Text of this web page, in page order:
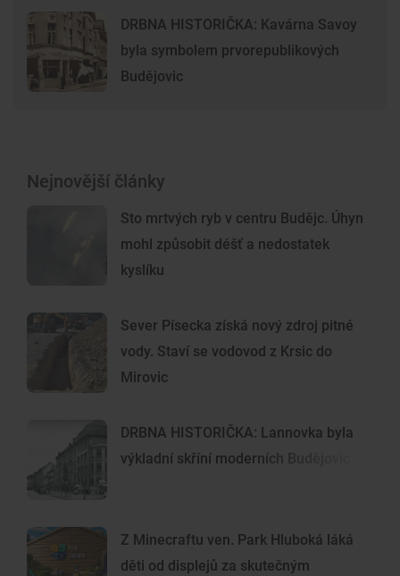
DRBNA HISTORIČKA: Kavárna Savoy
byla symbolem prvorepublikových
Budějovic
Nejnovější články
Sto mrtvých ryb v centru Budějc. Úhyn
mohl způsobit déšť a nedostatek
kyslíku
Sever Písecka získá nový zdroj pitné
vody. Staví se vodovod z Krsic do
Mirovic
DRBNA HISTORIČKA: Lannovka byla
výkladní skříní moderních Budějovic
Z Minecraftu ven. Park Hluboká láká
děti od displejů za skutečným